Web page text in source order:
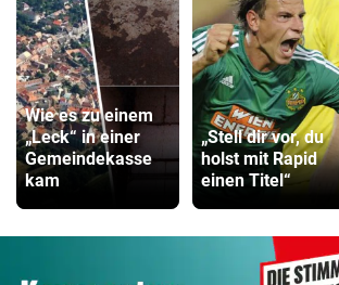
Wie es zu einem
„Leck“ in einer
Gemeindekasse
kam
„Stell dir vor, du
holst mit Rapid
einen Titel“